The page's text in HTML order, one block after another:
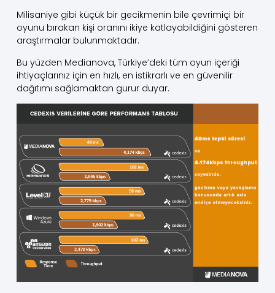
Milisaniye gibi küçük bir gecikmenin bile çevrimiçi bir
oyunu bırakan kişi oranını ikiye katlayabildiğini gösteren
araştırmalar bulunmaktadır.
Bu yüzden Medianova, Türkiye’deki tüm oyun içeriği
ihtiyaçlarınız için en hızlı, en istikrarlı ve en güvenilir
dağıtımı sağlamaktan gurur duyar.